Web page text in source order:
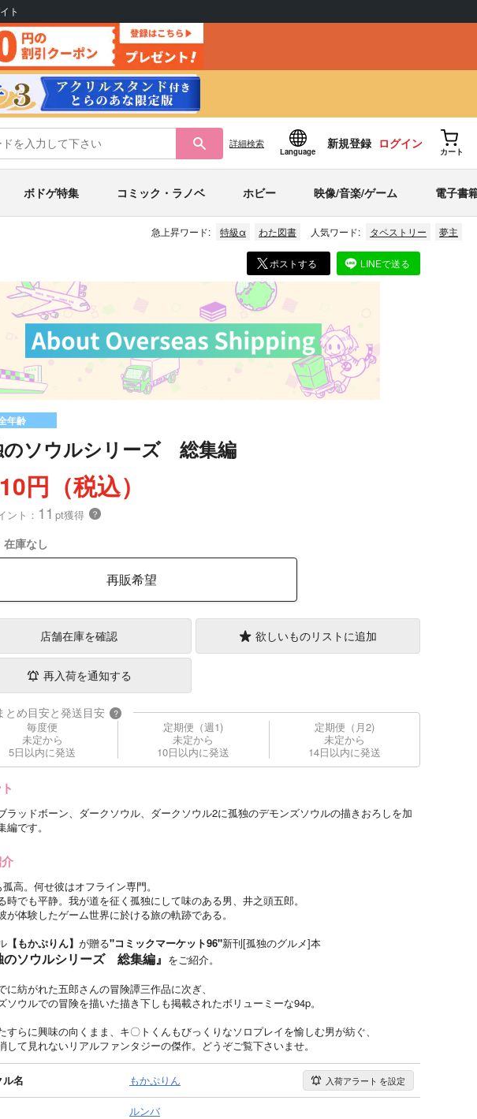
ト
詳細検索
Language
新規登録 ログイン
カート
ボドゲ特集 コミック・ラノベ ホビー 映像/音楽/ゲーム 電子書
急上昇ワード: 特級α わた図書 人気ワード: タペストリー 夢主
ポストする LINEで送る
年齢
のソウルシリーズ 総集編
円（税込）
ント： 11 pt獲得 ？
在庫なし
再販希望
店舗在庫を確認 欲しいものリストに追加
再入荷を通知する
とめ目安と発送目安 ?
毎度便
未定から
5日以内に発送
定期便（週1)
未定から
10日以内に発送
定期便（月2)
未定から
14日以内に発送
ラッドボーン、ダークソウル、ダークソウル2に孤独のデモンズソウルの描きおろしを加
編です。
高。何せ彼はオフライン専門。
時でも平静。我が道を征く孤独にして味のある男、井之頭五郎。
が体験したゲーム世界に於ける旅の軌跡である。
【もかぷりん】 が贈る"コミックマーケット96"新刊[孤独のグルメ]本
のソウルシリーズ 総集編』 をご紹介。
に紡がれた五郎さんの冒険譚三作品に次ぎ、
ソウルでの冒険を描いた描き下しも掲載されたボリューミーな94p。
すらに興味の向くまま、キ〇トくんもびっくりなソロプレイを愉しむ男が紡ぐ、
して見れないリアルファンタジーの傑作。どうぞご覧下さいませ。
名 もかぷりん 入荷アラート を設定
ルンバ